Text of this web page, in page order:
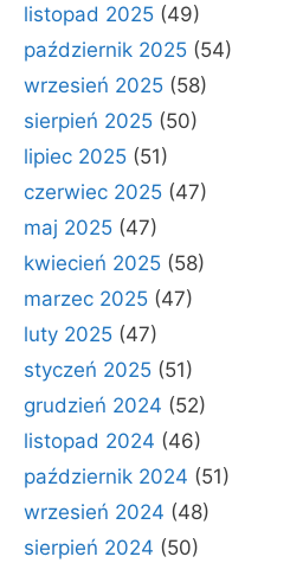
listopad 2025 (49)
październik 2025 (54)
wrzesień 2025 (58)
sierpień 2025 (50)
lipiec 2025 (51)
czerwiec 2025 (47)
maj 2025 (47)
kwiecień 2025 (58)
marzec 2025 (47)
luty 2025 (47)
styczeń 2025 (51)
grudzień 2024 (52)
listopad 2024 (46)
październik 2024 (51)
wrzesień 2024 (48)
sierpień 2024 (50)